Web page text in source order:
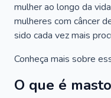
mulher ao longo da
mulheres com câncer
sido cada vez mais
Conheça mais sobre
O que é